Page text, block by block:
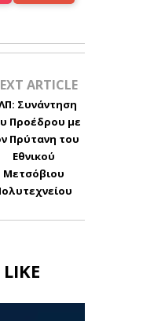
ARTICLE
Συνάντηση
Προέδρου με
Πρύτανη του
Εθνικού
Μετσόβιου